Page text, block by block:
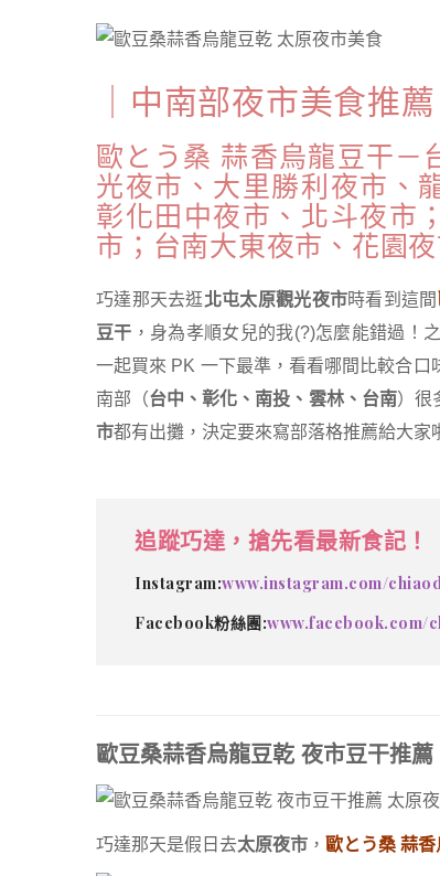
｜中南部夜市美食推
歐とう桑 蒜香烏龍豆干－
光夜市、大里勝利夜市、
彰化田中夜市、北斗夜市
市；台南大東夜市、花園
巧達那天去逛北屯太原觀光夜市時看到這間
豆干 ，身為孝順女兒的我(?)怎麼能錯過！
一起買來 PK 一下最準，看看哪間比較合口
南部（台中、彰化、南投、雲林、台南）很
市都有出攤，決定要來寫部落格推薦給大家
追蹤巧達，搶先看最新食記！
Instagram:www.instagram.com/
Facebook粉絲團:www.facebook.com/
歐豆桑蒜香烏龍豆乾 夜市豆干推薦
巧達那天是假日去太原夜市 ， 歐とう桑 蒜